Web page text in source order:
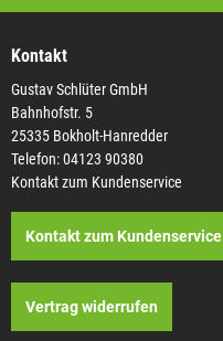
Kontakt
Gustav Schlüter GmbH
Bahnhofstr. 5
25335 Bokholt-Hanredder
Telefon: 04123 90380
Kontakt zum Kundenservice
Kontakt zum Kundenservice
Vertrag widerrufen